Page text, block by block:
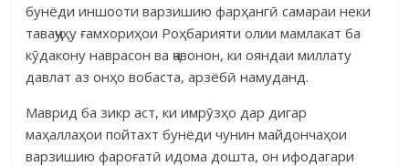
бунёди иншооти варзишию фарҳангӣ самараи неки
таваҷҷуҳу ғамхориҳои Роҳбарияти олии мамлакат ба
кӯдакону наврасон ва ҷавонон, ки ояндаи миллату
давлат аз онҳо вобаста, арзёбӣ намуданд.
Маврид ба зикр аст, ки имрӯзҳо дар дигар
маҳаллаҳои пойтахт бунёди чунин майдончаҳои
варзишию фароғатӣ идома дошта, он ифодагари